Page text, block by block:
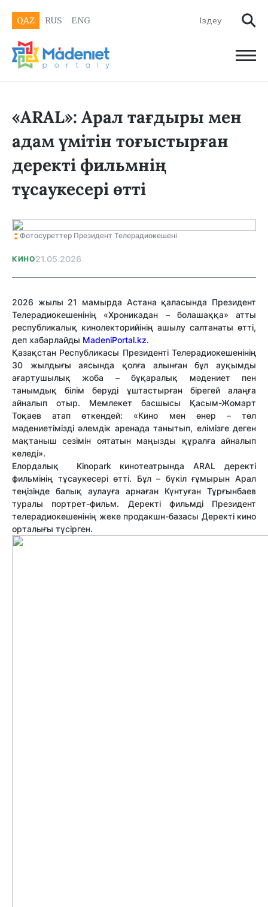
QAZ RUS ENG
«ARAL»: Арал тағдыры мен
адам үмітін тоғыстырған
деректі фильмнің
тұсаукесері өтті
Фотосуреттер Президент Телерадиокешені
КИНО21.05.2026
2026 жылы 21 мамырда Астана қаласында Президент
Телерадиокешенінің «Хроникадан – болашаққа» атты
республикалық кинолекторийінің ашылу салтанаты өтті,
деп хабарлайды MadeniPortal.kz.
Қазақстан Республикасы Президенті Телерадиокешенінің
30 жылдығы аясында қолға алынған бұл ауқымды
ағартушылық жоба – бұқаралық мәдениет пен
танымдық білім беруді ұштастырған бірегей алаңға
айналып отыр. Мемлекет басшысы Қасым-Жомарт
Тоқаев атап өткендей: «Кино мен өнер – төл
мәдениетімізді әлемдік аренада танытып, елімізге деген
мақтаныш сезімін оятатын маңызды құралға айналып
келеді».
Елордалық Kinopark кинотеатрында ARAL деректі
фильмінің тұсаукесері өтті. Бұл – бүкіл ғұмырын Арал
теңізінде балық аулауға арнаған Күнтуған Тұрғынбаев
туралы портрет-фильм. Деректі фильмдіПрезидент
телерадиокешенінің жеке продакшн-базасы Деректі кино
орталығы түсірген.